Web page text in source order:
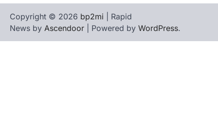
Copyright © 2026 bp2mi | Rapid
News by Ascendoor | Powered by WordPress.